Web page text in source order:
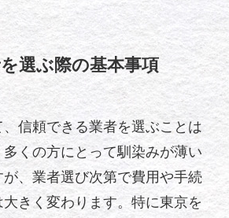
選ぶ際の基本事項
信頼できる業者を選ぶことは
くの方にとって馴染みが薄い
、業者選び次第で費用や手続
きく変わります。特に東京を